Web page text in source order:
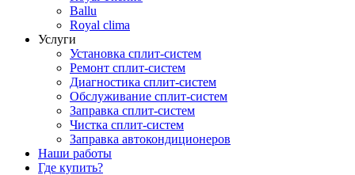
Ballu
Royal clima
Услуги
Установка сплит-систем
Ремонт сплит-систем
Диагностика сплит-систем
Обслуживание сплит-систем
Заправка сплит-систем
Чистка сплит-систем
Заправка автокондиционеров
Наши работы
Где купить?